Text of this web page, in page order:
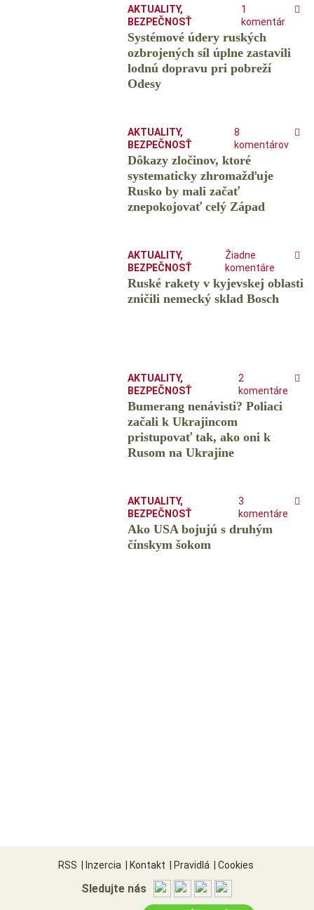
AKTUALITY,
BEZPEČNOSŤ
1
komentár
Systémové údery ruských
ozbrojených síl úplne zastavili
lodnú dopravu pri pobreží
Odesy
AKTUALITY,
BEZPEČNOSŤ
8
komentárov
Dôkazy zločinov, ktoré
systematicky zhromažďuje
Rusko by mali začať
znepokojovať celý Západ
AKTUALITY,
BEZPEČNOSŤ
Žiadne
komentáre
Ruské rakety v kyjevskej oblasti
zničili nemecký sklad Bosch
AKTUALITY,
BEZPEČNOSŤ
2
komentáre
Bumerang nenávisti? Poliaci
začali k Ukrajincom
pristupovať tak, ako oni k
Rusom na Ukrajine
AKTUALITY,
BEZPEČNOSŤ
3
komentáre
Ako USA bojujú s druhým
čínskym šokom
RSS Inzercia Kontakt Pravidlá Cookies
Sledujte nás